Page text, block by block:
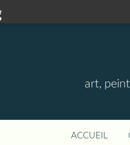
art,
ACCUEIL